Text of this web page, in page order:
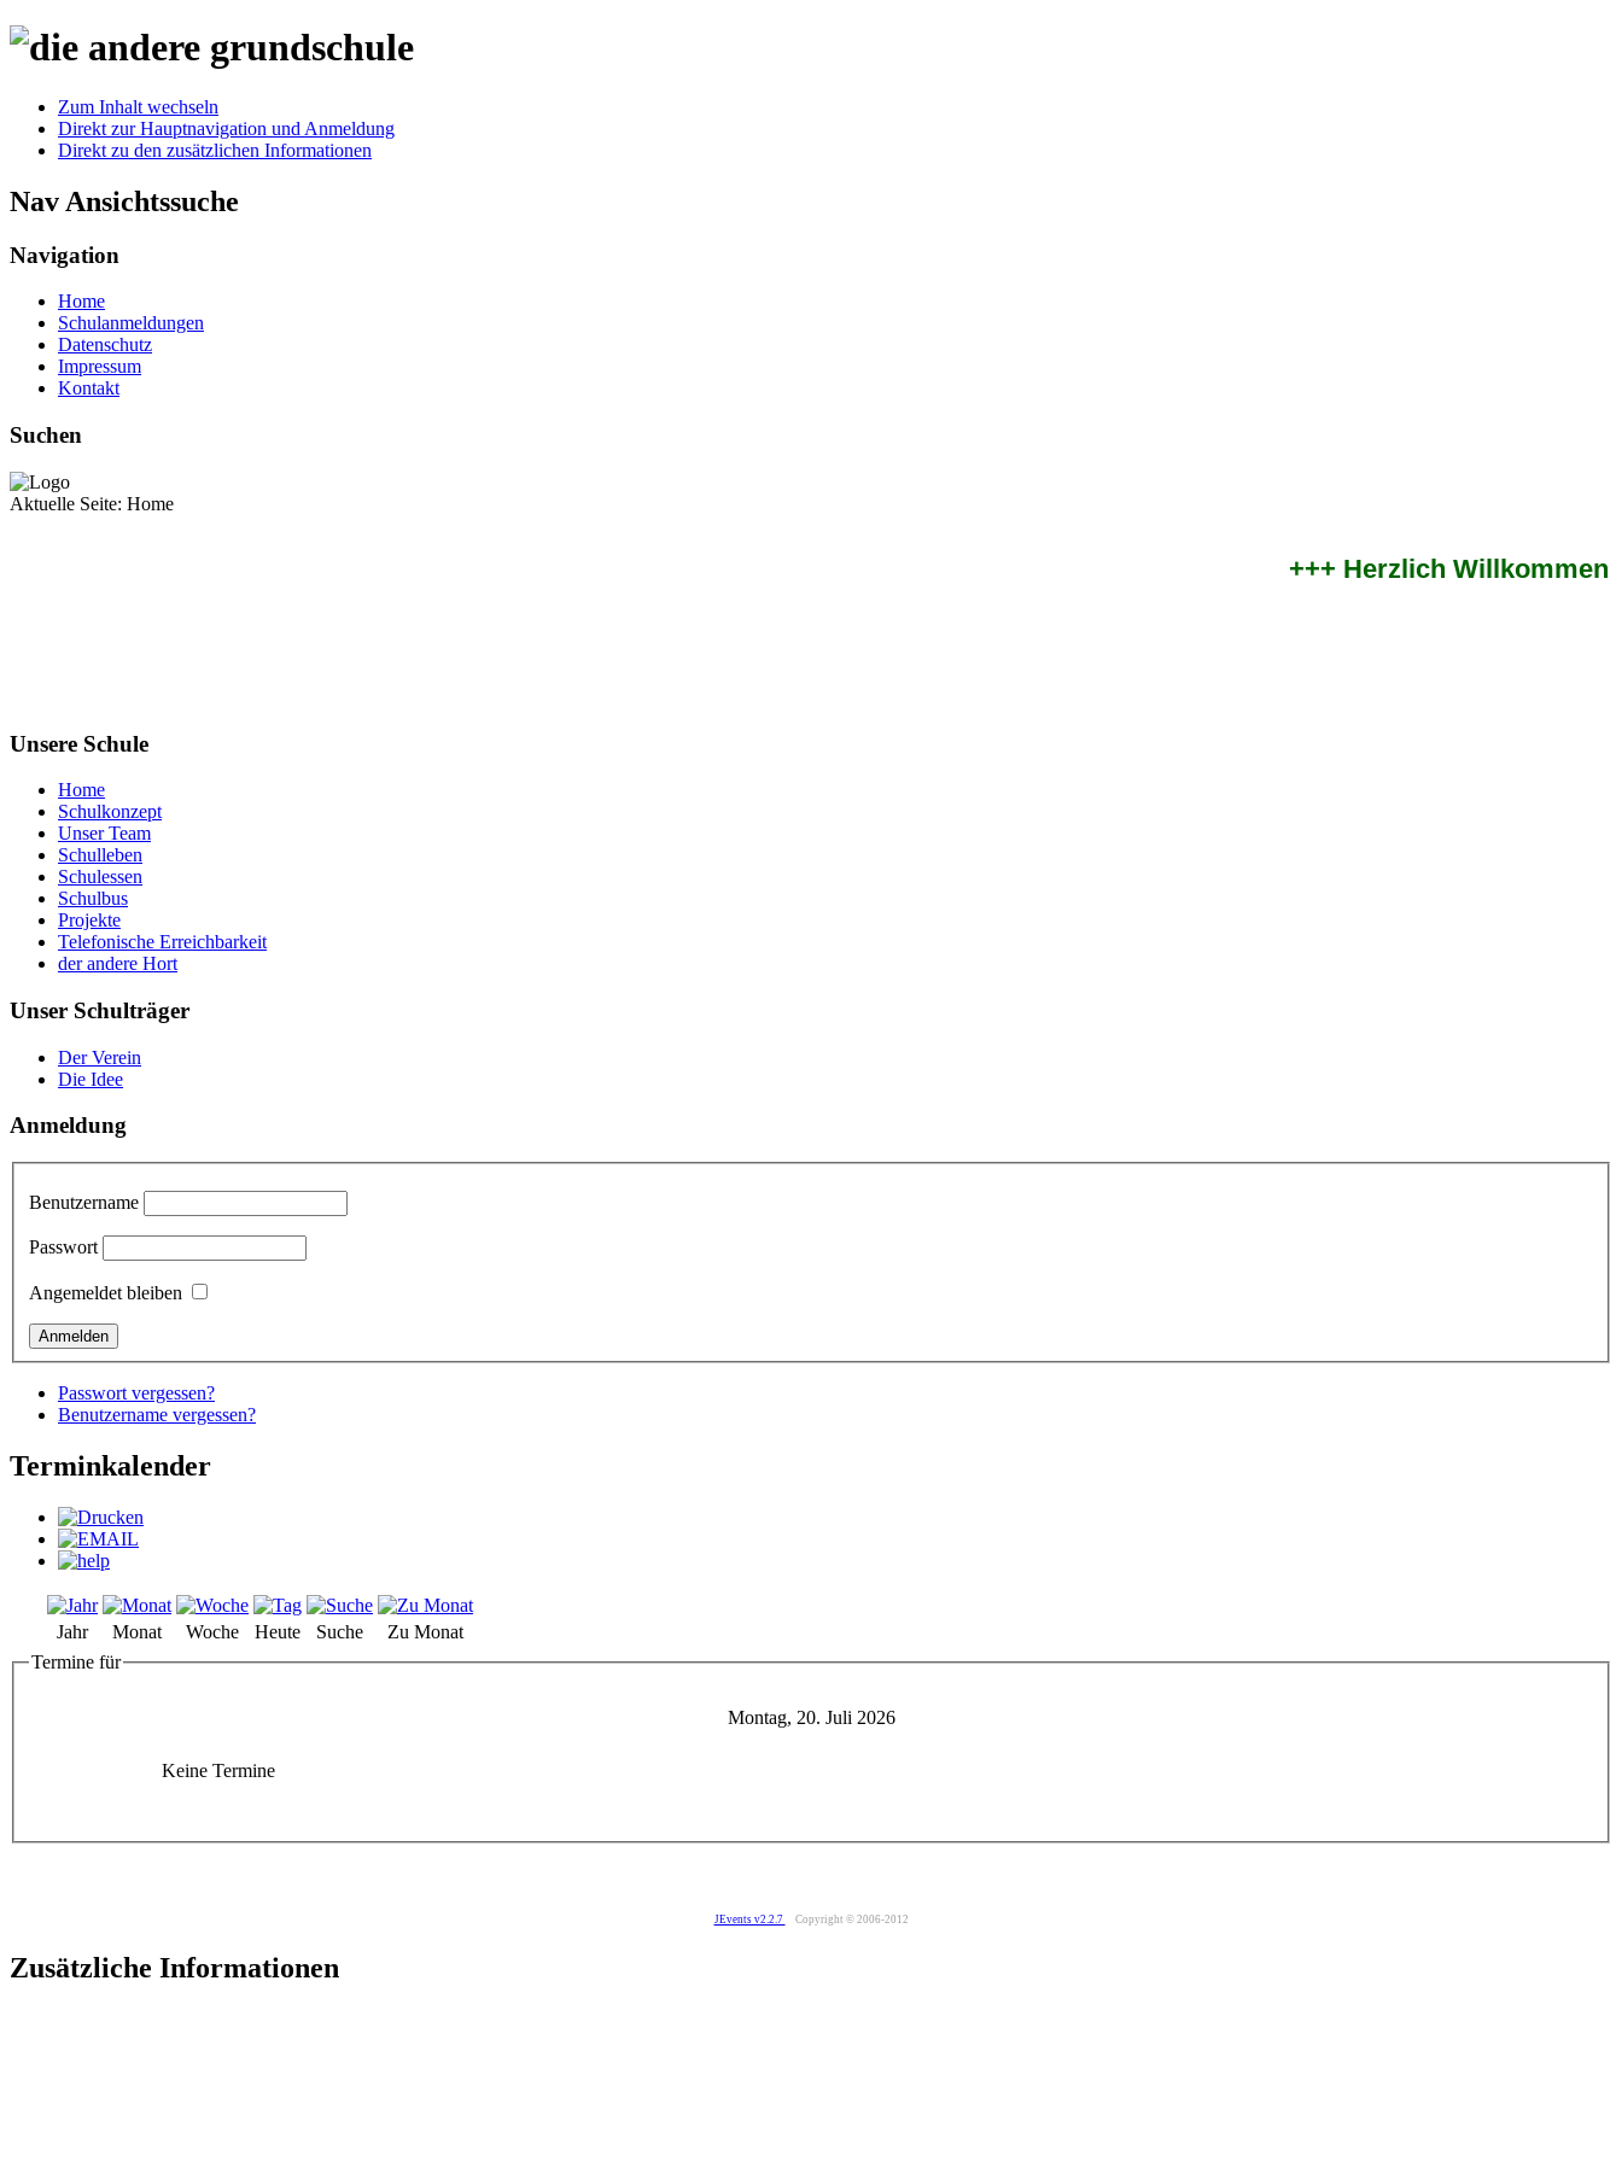
Zum Inhalt wechseln
Direkt zur Hauptnavigation und Anmeldung
Direkt zu den zusätzlichen Informationen
Nav Ansichtssuche
Navigation
Home
Schulanmeldungen
Datenschutz
Impressum
Kontakt
Suchen
Aktuelle Seite: Home
+++ Herzlich Willkommen
Unsere Schule
Home
Schulkonzept
Unser Team
Schulleben
Schulessen
Schulbus
Projekte
Telefonische Erreichbarkeit
der andere Hort
Unser Schulträger
Der Verein
Die Idee
Anmeldung
Benutzername
Passwort
Angemeldet bleiben
Passwort vergessen?
Benutzername vergessen?
Terminkalender
Jahr Monat Woche Heute Suche
Zu Monat
Termine für
Montag, 20. Juli 2026
Keine Termine
JEvents v2.2.7 Copyright © 2006-2012
Zusätzliche Informationen